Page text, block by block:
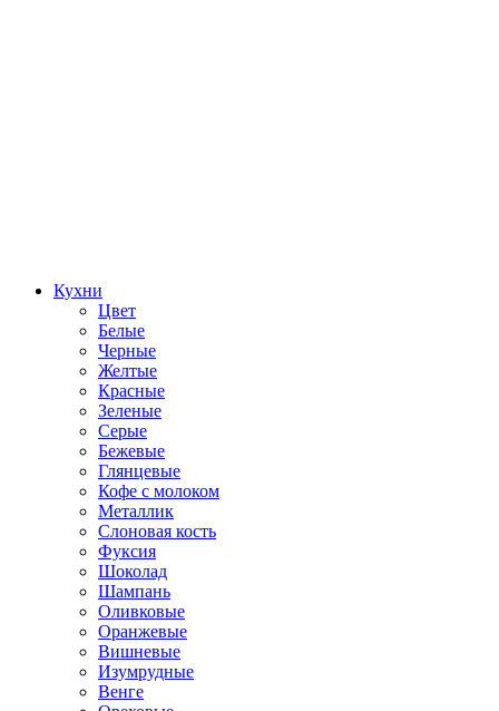
Кухни
Цвет
Белые
Черные
Желтые
Красные
Зеленые
Серые
Бежевые
Глянцевые
Кофе с молоком
Металлик
Слоновая кость
Фуксия
Шоколад
Шампань
Оливковые
Оранжевые
Вишневые
Изумрудные
Венге